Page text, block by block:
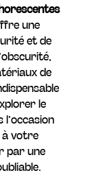
une
et de
de
le
l’occasion
à votre
par une